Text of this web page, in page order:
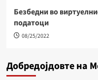
Безбедни во
податоци
08/25/2022
Добредојдовте на